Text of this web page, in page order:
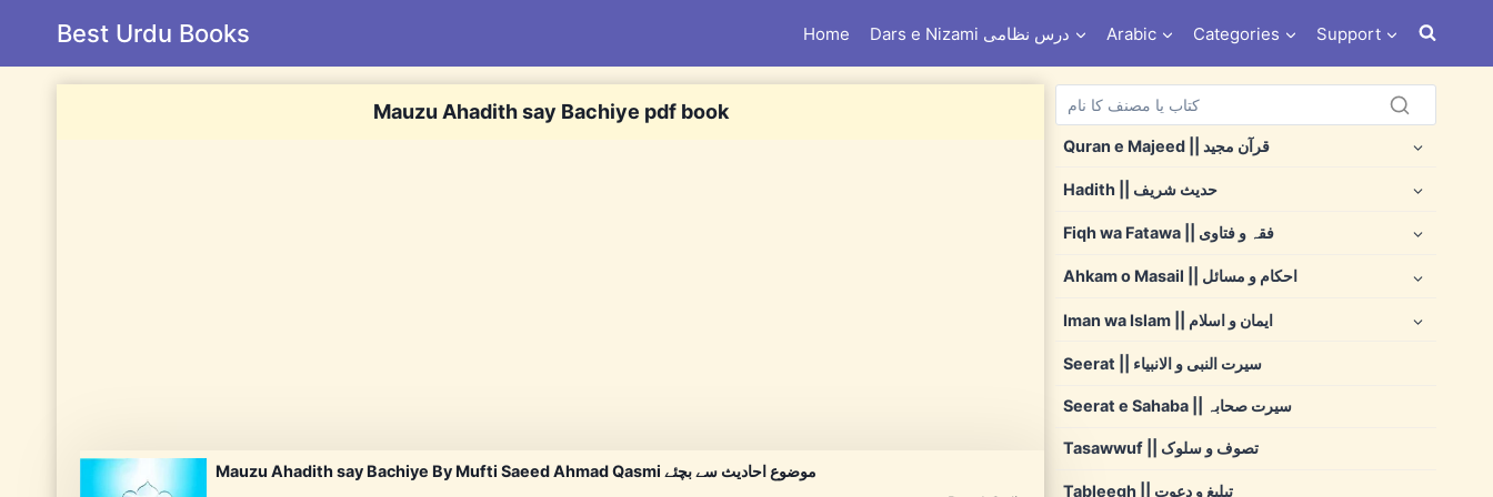
Best Urdu Books Home Dars e Nizami درس نظامی Arabic Categories Support
Mauzu Ahadith say Bachiye pdf book
Mauzu Ahadith say Bachiye By Mufti Saeed Ahmad Qasmi موضوع احادیث سے بچئے
Quran e Majeed || قرآن مجید
Hadith || حدیث شریف
Fiqh wa Fatawa || فقہ و فتاوی
Ahkam o Masail || احکام و مسائل
Iman wa Islam || ایمان و اسلام
Seerat || سیرت النبی و الانبیاء
Seerat e Sahaba || سیرت صحابہ
Tasawwuf || تصوف و سلوک
Tableegh || تبلیغ و دعوت